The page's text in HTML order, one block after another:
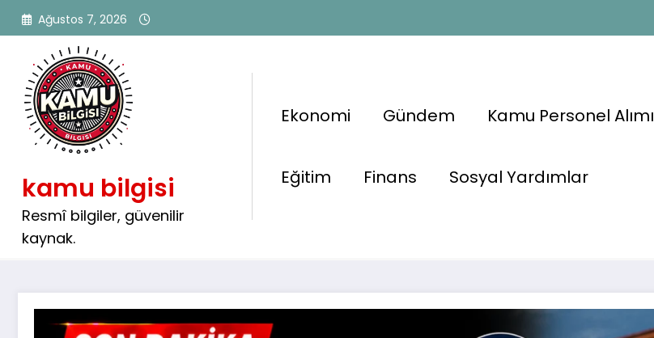
İçeriğe
atla
Ağustos 7, 2026
kamu bilgisi
Resmî bilgiler, güvenilir
kaynak.
Ekonomi Gündem Kamu Personel Alımı
Eğitim Finans Sosyal Yardımlar
Okullara KPSS Şartı Olmadan 3 Bin
500 İşçi Alımı Başladı: İŞKUR
Başvuruları Alıyor